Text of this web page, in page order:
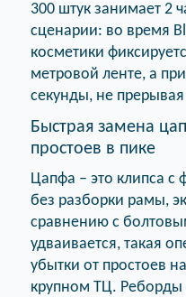
300 штук занимает 2
сценарии: во время
косметики
метровой ленте, а
секунды, не
Быстрая замена
простоев в пике
Цапфа – это клипса с
без разборки рамы,
сравнению с
удваивается, такая
убытки от простоев
крупном ТЦ.